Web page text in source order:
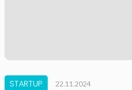
STARTUP 22.11.2024